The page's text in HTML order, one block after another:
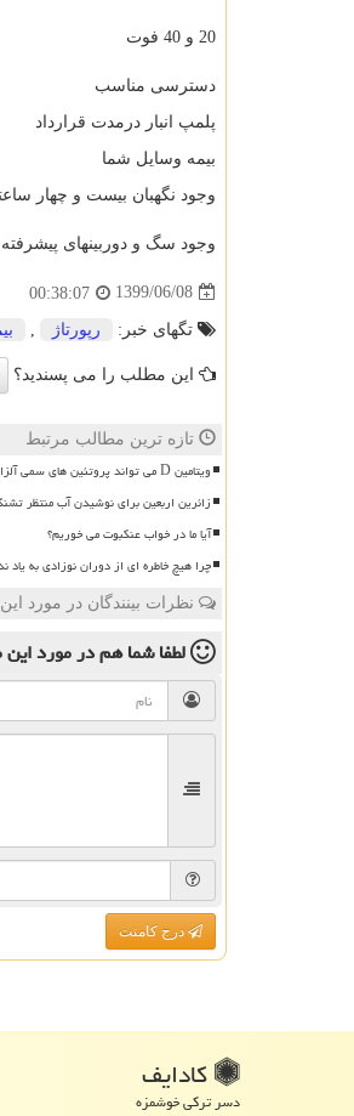
20 و 40 فوت
دسترسی مناسب
پلمپ انبار درمدت قرارداد
بیمه وسایل شما
وجود نگهبان بیست و چهار
وجود سگ و دوربینهای پیشرفته
1399/06/08
00:38:07
تگهای خبر: رپورتاژ ,
این مطلب را می پسندید؟
تازه ترین مطالب مرتبط
ویتامین D می تواند پروتئین های سمی آلزایمر را کم کند
زائرین اربعین برای نوشیدن آب منتظر
آیا ما در خواب عنکبوت می خوریم؟
چرا هیچ خاطره ای از دوران نوزادی به یاد
نظرات بینندگان در مورد
لطفا شما همدر مورد
درج کامنت
كادایف
دسر ترکی خوشمزه